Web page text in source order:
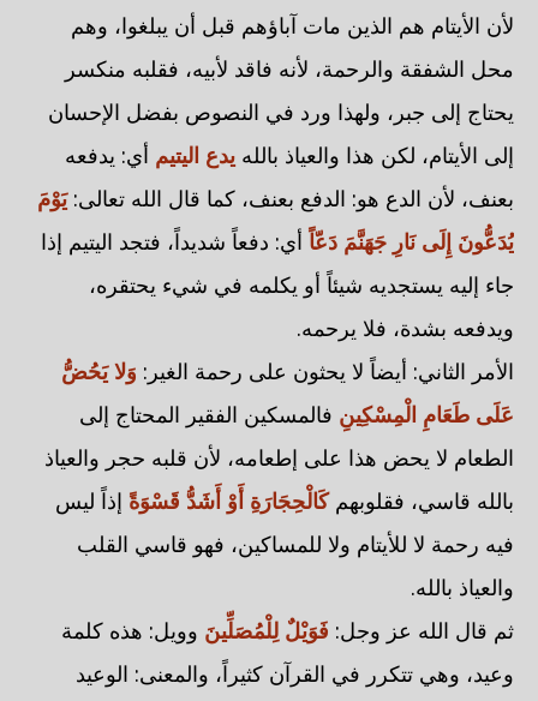
لأن الأيتام هم الذين مات آباؤهم قبل أن يبلغوا، وهم
محل الشفقة والرحمة، لأنه فاقد لأبيه، فقلبه منكسر
يحتاج إلى جبر، ولهذا ورد في النصوص بفضل الإحسان
إلى الأيتام، لكن هذا والعياذ بالله يدع اليتيم أي: يدفعه
بعنف، لأن الدع هو: الدفع بعنف، كما قال الله تعالى:يَوْمَ
يُدَعُّونَ إِلَى نَارِ جَهَنَّمَ دَعّاً أي: دفعاً شديداً، فتجد اليتيم إذا
جاء إليه يستجديه شيئاً أو يكلمه في شيء يحتقره،
ويدفعه بشدة، فلا يرحمه.
الأمر الثاني: أيضاً لا يحثون على رحمة الغير: وَلا يَحُضُّ
عَلَى طَعَامِ الْمِسْكِينِ فالمسكين الفقير المحتاج إلى
الطعام لا يحض هذا على إطعامه، لأن قلبه حجر والعياذ
بالله قاسي، فقلوبهمكَالْحِجَارَةِ أَوْ أَشَدُّ قَسْوَةً إذاً ليس
فيه رحمة لا للأيتام ولا للمساكين، فهو قاسي القلب
والعياذ بالله.
ثم قال الله عز وجل: فَوَيْلٌ لِلْمُصَلِّينَ وويل: هذه كلمة
وعيد، وهي تتكرر في القرآن كثيراً، والمعنى: الوعيد